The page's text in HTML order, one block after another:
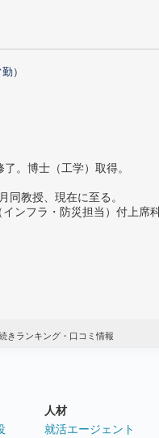
）
。博士（工学）取得。
同教授、現在に至る。
ンフラ・防災担当）付上席
きランキング・口コミ情報
人材
就活エージェント